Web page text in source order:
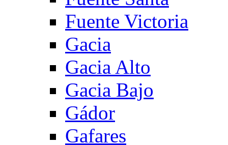
Fuente Victoria
Gacia
Gacia Alto
Gacia Bajo
Gádor
Gafares